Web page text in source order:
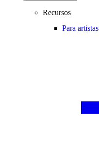
Recursos
Para artistas